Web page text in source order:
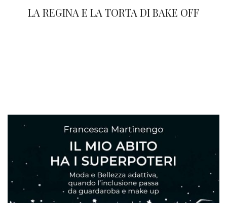
LA REGINA E LA TORTA DI BAKE OFF